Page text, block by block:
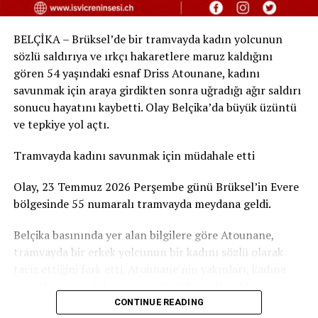
Trafik güvenliği danışmanı Markus Huber, “Kış lastiği
takmak yalnızca cezadan kaçınmak için değil, hayat
kurtarmak için gerekli. İsviçre yolları Kasım’da bile
buzlanabiliyor; bu şartlarda yaz lastiğiyle yola çıkmak,
fren mesafesini iki katına çıkarır” uyarısında bulundu.
Sonuç olarak, Avusturya’da ağır para cezaları,
Almanya’da trafik puanları, İsviçre’de ise sigorta
sorumlulukları sürücüleri aynı noktada buluşturuyor:
Kış lastiği takmak, yasal bir yükümlülük olmasa da
hayati bir zorunluluk.
UP NEXT
Kareli Gömlek Geri Döndü — Ama Bu Kez Farklı!
E-Vinyet Dolandırıcılığı: Sahte “Sistem Hatası” E-
postalarına Karşı Uyarı
BELÇİKA – Brüksel’de bir tramvayda kadın yolcunun
sözlü saldırıya ve ırkçı hakaretlere maruz kaldığını
gören 54 yaşındaki esnaf Driss Atounane, kadını
savunmak için araya girdikten sonra uğradığı ağır saldırı
sonucu hayatını kaybetti. Olay Belçika’da büyük üzüntü
ve tepkiye yol açtı.
Tramvayda kadını savunmak için müdahale etti
Olay, 23 Temmuz 2026 Perşembe günü Brüksel’in Evere
bölgesinde 55 numaralı tramvayda meydana geldi.
Belçika basınında yer alan bilgilere göre Atounane,
tramvayda bir erkek yolcunun bir kadını sözlü olarak
aktardı. Atounane bunun üzerine kadını savunmak için
CONTINUE READING